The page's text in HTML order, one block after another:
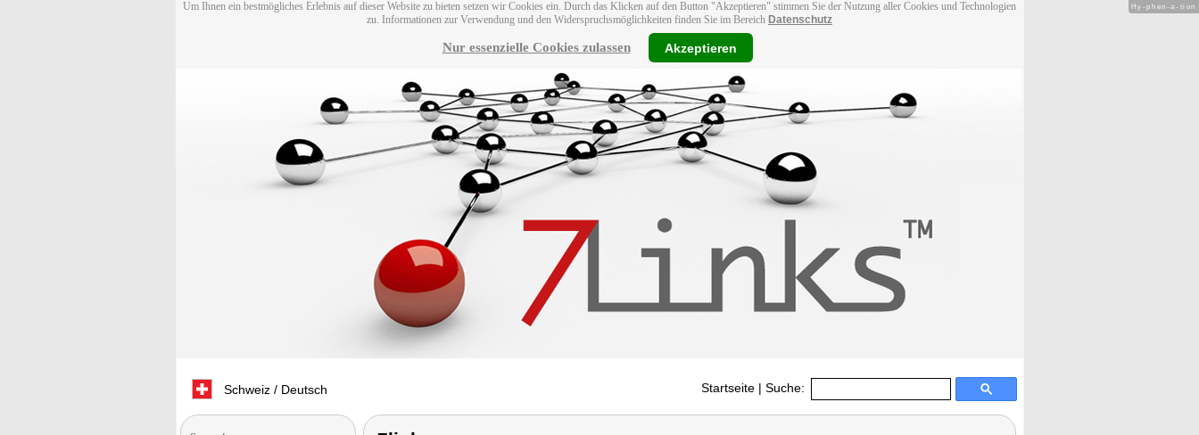
Um Ihnen ein bestmögliches Erlebnis auf dieser Website zu bieten setzen wir Cookies ein. Durch das Klicken auf den Button "Akzeptieren" stimmen Sie der Nutzung aller Cookies und Technologien
zu. Informationen zur Verwendung und den Widerspruchsmöglichkeiten finden Sie im Bereich Datenschutz
Nur essenzielle Cookies zulassen Akzeptieren
Schweiz / Deutsch Startseite | Suche:
Hy-phen-a-tion